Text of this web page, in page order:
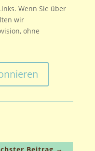
sinnvoll
nicht
Wenn Sie über
wir
ohne